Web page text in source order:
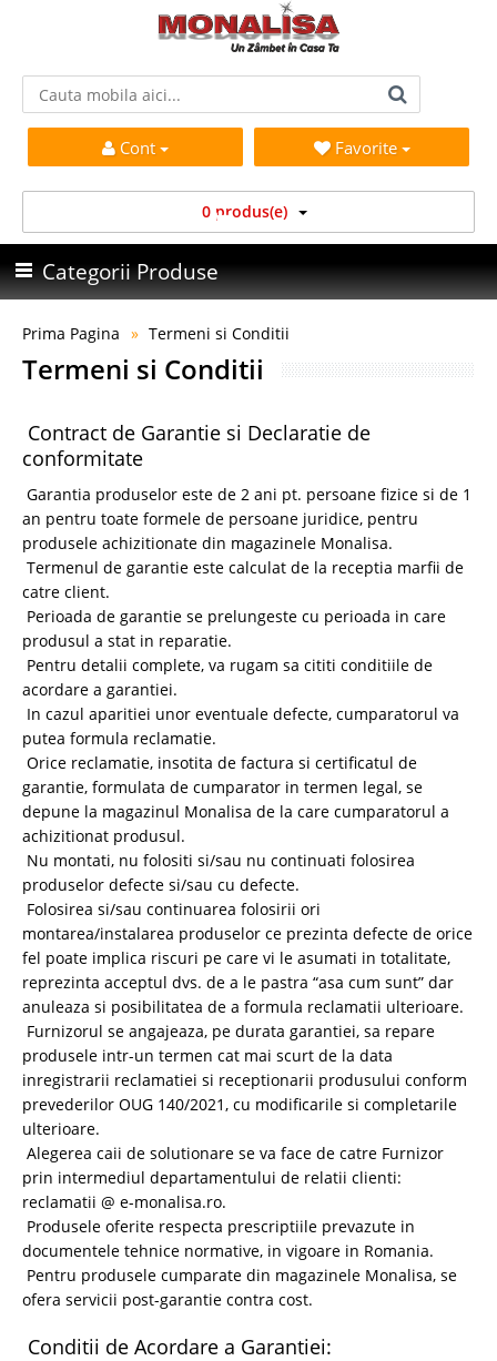
Cont Favorite
0 produs(e)
Categorii Produse
Prima Pagina Termeni si Conditii
Termeni si Conditii
Contract de Garantie si Declaratie de
conformitate
Garantia produselor este de 2 ani pt. persoane fizice si de 1
an pentru toate formele de persoane juridice, pentru
produsele achizitionate din magazinele Monalisa.
Termenul de garantie este calculat de la receptia marfii de
catre client.
Perioada de garantie se prelungeste cu perioada in care
produsul a stat in reparatie.
Pentru detalii complete, va rugam sa cititi conditiile de
acordare a garantiei.
In cazul aparitiei unor eventuale defecte, cumparatorul va
putea formula reclamatie.
Orice reclamatie, insotita de factura si certificatul de
garantie, formulata de cumparator in termen legal, se
depune la magazinul Monalisa de la care cumparatorul a
achizitionat produsul.
Nu montati, nu folositi si/sau nu continuati folosirea
produselor defecte si/sau cu defecte.
Folosirea si/sau continuarea folosirii ori
montarea/instalarea produselor ce prezinta defecte de orice
fel poate implica riscuri pe care vi le asumati in totalitate,
reprezinta acceptul dvs. de a le pastra “asa cum sunt” dar
anuleaza si posibilitatea de a formula reclamatii ulterioare.
Furnizorul se angajeaza, pe durata garantiei, sa repare
produsele intr-un termen cat mai scurt de la data
inregistrarii reclamatiei si receptionarii produsului conform
prevederilor OUG 140/2021, cu modificarile si completarile
ulterioare.
Alegerea caii de solutionare se va face de catre Furnizor
prin intermediul departamentului de relatii clienti:
reclamatii @ e-monalisa.ro.
Produsele oferite respecta prescriptiile prevazute in
documentele tehnice normative, in vigoare in Romania.
Pentru produsele cumparate din magazinele Monalisa, se
ofera servicii post-garantie contra cost.
Conditii de Acordare a Garantiei: